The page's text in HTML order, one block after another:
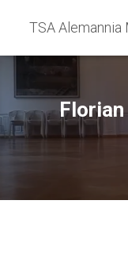
TSA Alemannia